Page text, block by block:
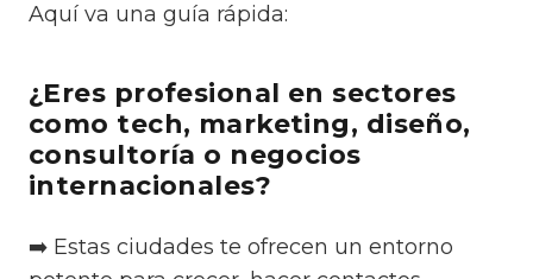
Aquí va una guía rápida:
¿Eres profesional en sectores
como tech, marketing, diseño,
consultoría o negocios
internacionales?
➡️ Estas ciudades te ofrecen un entorno